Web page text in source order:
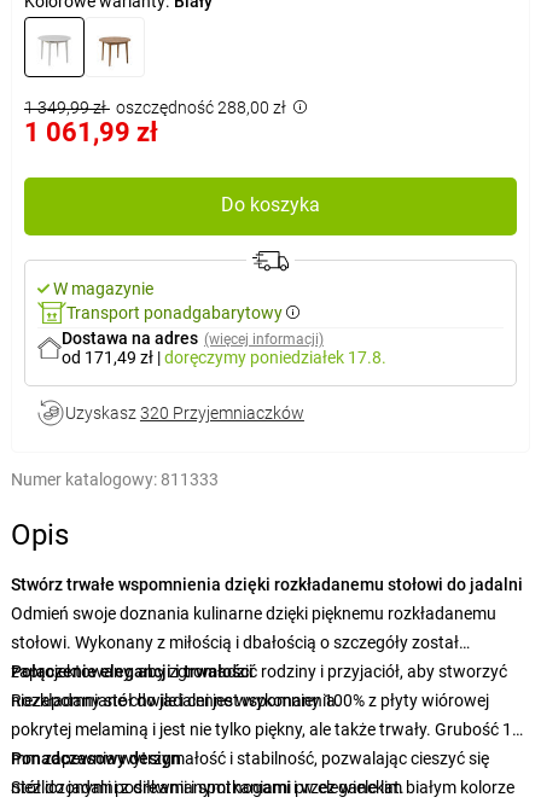
1 349,99 zł oszczędność 288,00 zł
1 061,99 zł
Do koszyka
W magazynie
Transport ponadgabarytowy
Dostawa na adres (więcej informacji)
od 171,49 zł |doręczymy poniedziałek 17.8.
Uzyskasz 320 Przyjemniaczków
Numer katalogowy: 811333
Opis
Stwórz trwałe wspomnienia dzięki rozkładanemu stołowi do jadalni
Odmień swoje doznania kulinarne dzięki pięknemu rozkładanemu
stołowi. Wykonany z miłością i dbałością o szczegóły został
zaprojektowany, aby zgromadzić rodziny i przyjaciół, aby stworzyć
niezapomniane chwile i cenne wspomnienia.
Połączenie elegancji i trwałości
Rozkładany stół do jadalni jest wykonany 100% z płyty wiórowej
pokrytej melaminą i jest nie tylko piękny, ale także trwały. Grubość 18
mm zapewnia wytrzymałość i stabilność, pozwalając cieszyć się
niezliczonymi posiłkami i spotkaniami przez wiele lat.
Ponadczasowy design
Stół do jadalni z drewnianymi nogami i w eleganckim białym kolorze